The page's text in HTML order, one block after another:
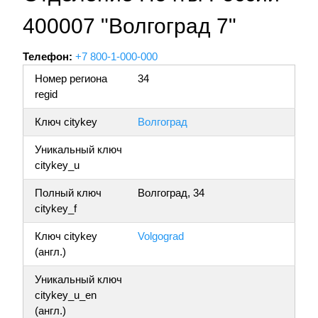
400007 "Волгоград 7"
Телефон: +7 800-1-000-000
Номер региона
regid
34
Ключ citykey Волгоград
Уникальный ключ
citykey_u
Полный ключ
citykey_f
Волгоград, 34
Ключ citykey
(англ.)
Volgograd
Уникальный ключ
citykey_u_en
(англ.)